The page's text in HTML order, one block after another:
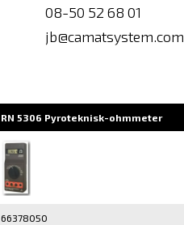
08-50 52 68 01
jb@camatsystem.com
RN 5306 Pyroteknisk-ohmmeter
66378050